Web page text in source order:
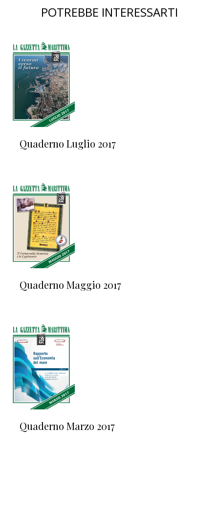
POTREBBE INTERESSARTI
Quaderno Luglio 2017
Quaderno Maggio 2017
Quaderno Marzo 2017